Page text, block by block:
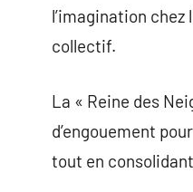
l’imagination
collectif.
La « Reine des
d’engouement
tout en